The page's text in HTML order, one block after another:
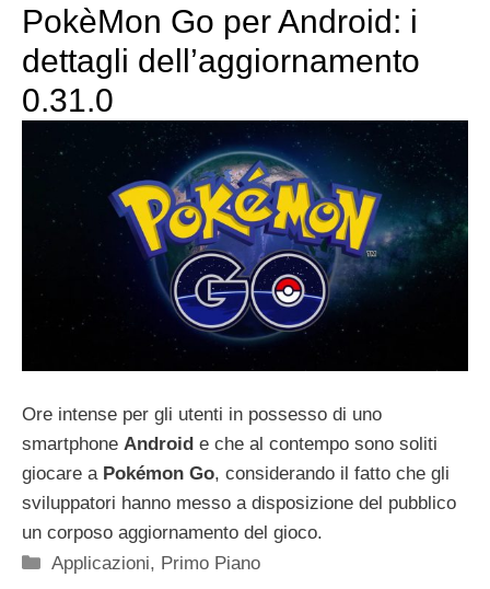
PokèMon Go per Android: i
dettagli dell’aggiornamento
0.31.0
Ore intense per gli utenti in possesso di uno
smartphone Android e che al contempo sono soliti
giocare a Pokémon Go, considerando il fatto che gli
sviluppatori hanno messo a disposizione del pubblico
un corposo aggiornamento del gioco.
Categorie
Applicazioni, Primo Piano